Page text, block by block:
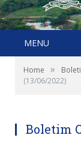
MENU
Home »
(13/06/2022)
Boletim